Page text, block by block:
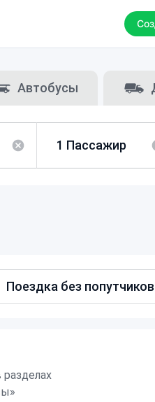
Автобусы
Поездка без попутчиков